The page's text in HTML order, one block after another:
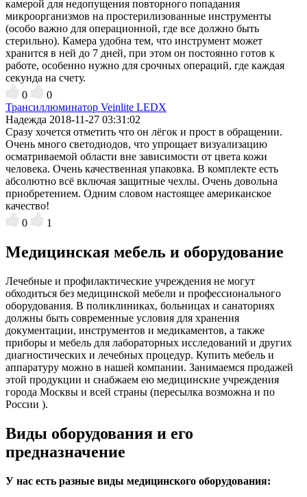
камерой для недопущения повторного попадания
микроорганизмов на простерилизованные инструменты
(особо важно для операционной, где все должно быть
стерильно). Камера удобна тем, что инструмент может
хранится в ней до 7 дней, при этом он постоянно готов к
работе, особенно нужно для срочных операций, где каждая
секунда на счету.
0
0
Трансиллюминатор Veinlite LEDX
Надежда 2018-11-27 03:31:02
Сразу хочется отметить что он лёгок и прост в обращении.
Очень много светодиодов, что упрощает визуализацию
осматриваемой области вне зависимости от цвета кожи
человека. Очень качественная упаковка. В комплекте есть
абсолютно всё включая защитные чехлы. Очень довольна
приобретением. Одним словом настоящее американское
качество!
0
1
Медицинская мебель и оборудование
Лечебные и профилактические учреждения не могут
обходиться без медицинской мебели и профессионального
оборудования. В поликлиниках, больницах и санаториях
должны быть современные условия для хранения
документации, инструментов и медикаментов, а также
приборы и мебель для лабораторных исследований и других
диагностических и лечебных процедур. Купить мебель и
аппаратуру можно в нашей компании. Занимаемся продажей
этой продукции и снабжаем ею медицинские учреждения
города Москвы и всей страны (пересылка возможна и по
России ).
Виды оборудования и его
предназначение
У нас есть разные виды медицинского оборудования: